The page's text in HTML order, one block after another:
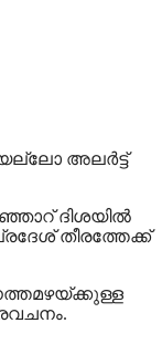
അലര്‍ട്ട്
ദിശയില്‍
തീരത്തേക്ക്